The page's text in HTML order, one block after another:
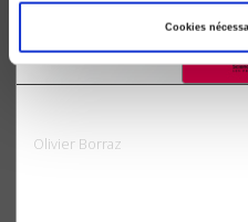
Cookies
Olivier Borraz